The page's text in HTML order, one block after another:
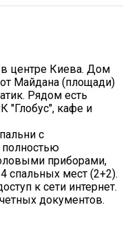
в центре Киева. Дом
Майдана (площади)
Рядом есть
"Глобус", кафе и
с
приборами,
спальных мест (2+2).
к сети интернет.
документов.